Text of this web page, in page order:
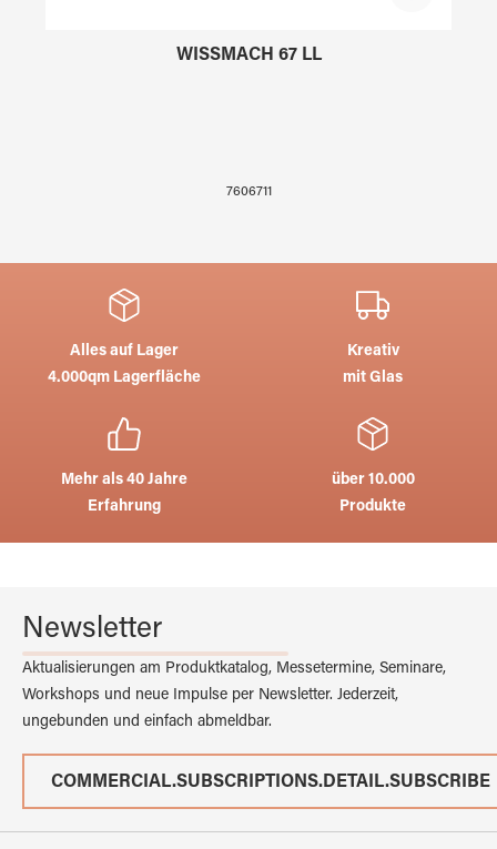
WISSMACH 67 LL
7606711
Alles auf Lager
4.000qm Lagerfläche
Kreativ
mit Glas
Mehr als 40 Jahre
Erfahrung
über 10.000
Produkte
Newsletter
Aktualisierungen am Produktkatalog, Messetermine, Seminare,
Workshops und neue Impulse per Newsletter. Jederzeit,
ungebunden und einfach abmeldbar.
COMMERCIAL.SUBSCRIPTIONS.DETAIL.SUBSCRIBE